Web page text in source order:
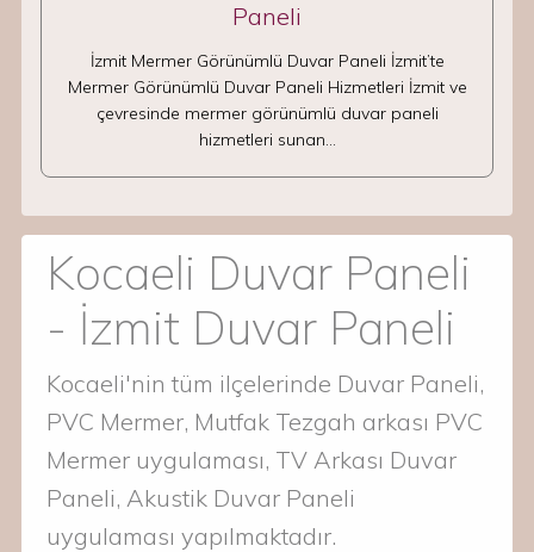
Paneli
İzmit Mermer Görünümlü Duvar Paneli İzmit’te
Mermer Görünümlü Duvar Paneli Hizmetleri İzmit ve
çevresinde mermer görünümlü duvar paneli
hizmetleri sunan…
Kocaeli Duvar Paneli
- İzmit Duvar Paneli
Kocaeli'nin tüm ilçelerinde Duvar Paneli,
PVC Mermer, Mutfak Tezgah arkası PVC
Mermer uygulaması, TV Arkası Duvar
Paneli, Akustik Duvar Paneli
uygulaması yapılmaktadır.